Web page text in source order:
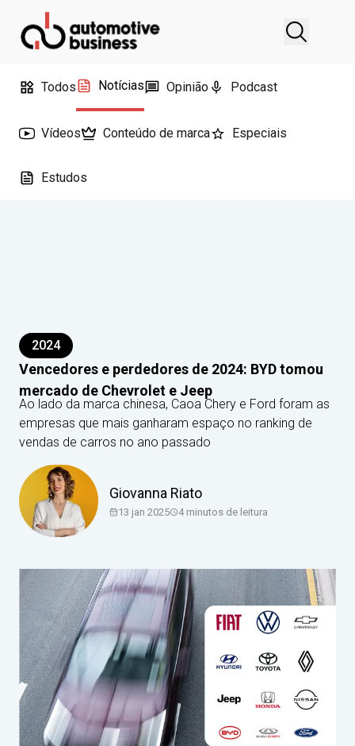
Todos Notícias Opinião Podcast
Vídeos Conteúdo de marca Especiais
Estudos
2024
Vencedores e perdedores de 2024: BYD tomou
mercado de Chevrolet e Jeep
Ao lado da marca chinesa, Caoa Chery e Ford foram as
empresas que mais ganharam espaço no ranking de
vendas de carros no ano passado
Giovanna Riato
13 jan 2025 4minutos de leitura